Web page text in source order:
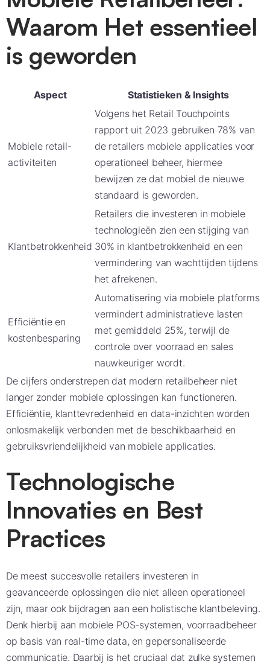
Waarom Het essentieel
is geworden
Aspect Statistieken & Insights
Mobiele retail-
activiteiten
Volgens het Retail Touchpoints
rapport uit 2023 gebruiken 78% van
de retailers mobiele applicaties voor
operationeel beheer, hiermee
bewijzen ze dat mobiel de nieuwe
standaard is geworden.
Klantbetrokkenheid
Retailers die investeren in mobiele
technologieën zien een stijging van
30% in klantbetrokkenheid en een
vermindering van wachttijden tijdens
het afrekenen.
Efficiëntie en
kostenbesparing
Automatisering via mobiele platforms
vermindert administratieve lasten
met gemiddeld 25%, terwijl de
controle over voorraad en sales
nauwkeuriger wordt.
De cijfers onderstrepen dat modern retailbeheer niet
langer zonder mobiele oplossingen kan functioneren.
Efficiëntie, klanttevredenheid en data-inzichten worden
onlosmakelijk verbonden met de beschikbaarheid en
gebruiksvriendelijkheid van mobiele applicaties.
Technologische
Innovaties en Best
Practices
De meest succesvolle retailers investeren in
geavanceerde oplossingen die niet alleen operationeel
zijn, maar ook bijdragen aan een holistische klantbeleving.
Denk hierbij aan mobiele POS-systemen, voorraadbeheer
op basis van real-time data, en gepersonaliseerde
communicatie. Daarbij is het cruciaal dat zulke systemen